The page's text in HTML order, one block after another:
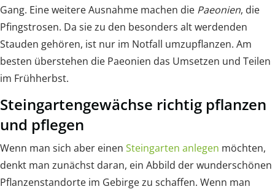
Gang. Eine weitere Ausnahme machen die Paeonien, die
Pfingstrosen. Da sie zu den besonders alt werdenden
Stauden gehören, ist nur im Notfall umzupflanzen. Am
besten überstehen die Paeonien das Umsetzen und Teilen
im Frühherbst.
Steingartengewächse richtig pflanzen
und pflegen
Wenn man sich aber einen Steingarten anlegen möchten,
denkt man zunächst daran, ein Abbild der wunderschönen
Pflanzenstandorte im Gebirge zu schaffen. Wenn man